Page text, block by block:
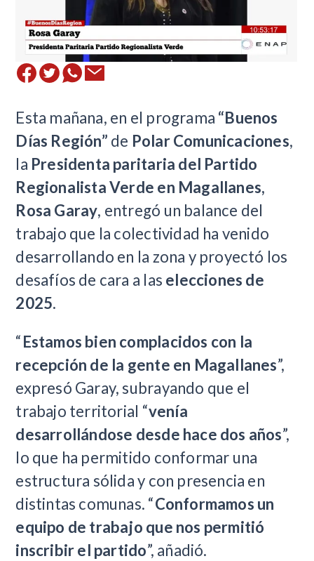
Esta mañana, en el programa “Buenos
Días Región” de Polar Comunicaciones,
la Presidenta paritaria del Partido
Regionalista Verde en Magallanes,
Rosa Garay, entregó un balance del
trabajo que la colectividad ha venido
desarrollando en la zona y proyectó los
desafíos de cara a las elecciones de
2025.
“Estamos bien complacidos con la
recepción de la gente en Magallanes”,
expresó Garay, subrayando que el
trabajo territorial “venía
desarrollándose desde hace dos años”,
lo que ha permitido conformar una
estructura sólida y con presencia en
distintas comunas. “Conformamos un
equipo de trabajo que nos permitió
inscribir el partido”, añadió.